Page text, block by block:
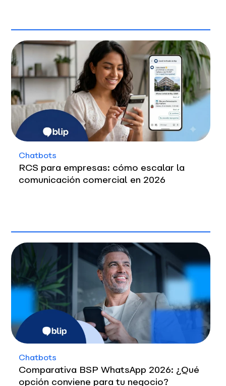
Chatbots
RCS para empresas: cómo escalar la
comunicación comercial en 2026
Chatbots
Comparativa BSP WhatsApp 2026: ¿Qué
opción conviene para tu negocio?